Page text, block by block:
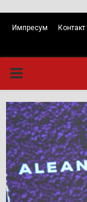
Импресум Контакт
PRIMARY
MENU